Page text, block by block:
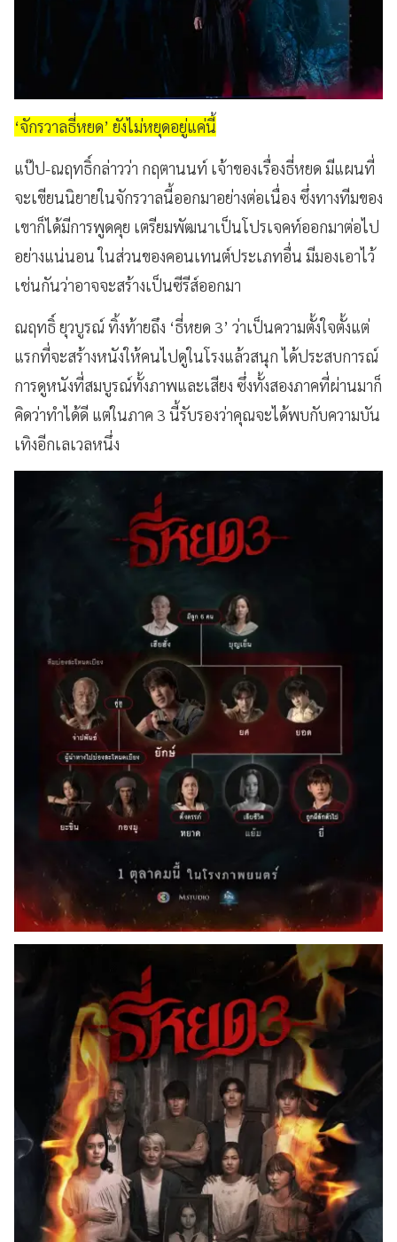
‘จักรวาลธี่หยด’ ยังไม่หยุดอยู่แค่นี้
แป๊ป-ณฤทธิ์กล่าวว่า กฤตานนท์ เจ้าของเรื่องธี่หยด มีแผนที่
จะเขียนนิยายในจักรวาลนี้ออกมาอย่างต่อเนื่อง ซึ่งทางทีมของ
เขาก็ได้มีการพูดคุย เตรียมพัฒนาเป็นโปรเจคท์ออกมาต่อไป
อย่างแน่นอน ในส่วนของคอนเทนต์ประเภทอื่น มีมองเอาไว้
เช่นกันว่าอาจจะสร้างเป็นซีรีส์ออกมา
ณฤทธิ์ ยุวบูรณ์ ทิ้งท้ายถึง ‘ธี่หยด 3’ ว่าเป็นความตั้งใจตั้งแต่
แรกที่จะสร้างหนังให้คนไปดูในโรงแล้วสนุก ได้ประสบการณ์
การดูหนังที่สมบูรณ์ทั้งภาพและเสียง ซึ่งทั้งสองภาคที่ผ่านมาก็
คิดว่าทำได้ดี แต่ในภาค 3 นี้รับรองว่าคุณจะได้พบกับความบัน
เทิงอีกเลเวลหนึ่ง